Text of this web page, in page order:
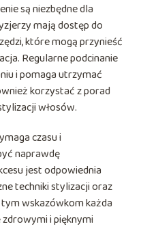
są niezbędne dla
mają dostęp do
które mogą przynieść
Regularne podcinanie
i pomaga utrzymać
korzystać z porad
włosów.
czasu i
naprawdę
jest odpowiednia
techniki stylizacji oraz
wskazówkom każda
i pięknymi